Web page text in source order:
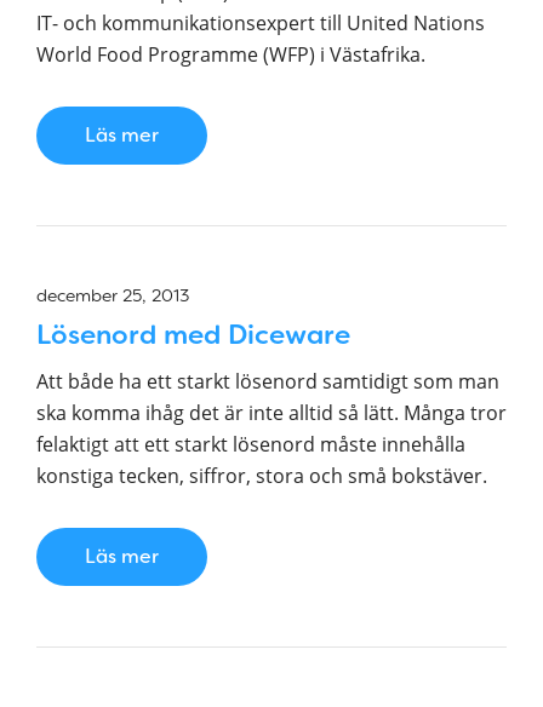
IT- och kommunikationsexpert till United Nations
World Food Programme (WFP) i Västafrika.
Läs mer
december 25, 2013
Lösenord med Diceware
Att både ha ett starkt lösenord samtidigt som man
ska komma ihåg det är inte alltid så lätt. Många tror
felaktigt att ett starkt lösenord måste innehålla
konstiga tecken, siffror, stora och små bokstäver.
Läs mer